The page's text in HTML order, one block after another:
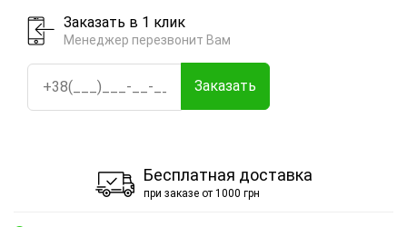
Заказать в 1 клик
Менеджер перезвонит Вам
Заказать
Бесплатная доставка
при заказе от 1000 грн